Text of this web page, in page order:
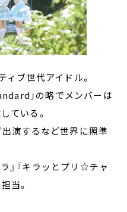
ブ世代アイドル。
」の略でメンバーは
ている。
演するなど世界に照準
』『キラッとプリ☆チャ
当。